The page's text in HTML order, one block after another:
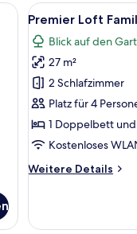
kleinen Tisch mit
Alle
Fotos
für
Premier
Loft
Family
Guestroom
anzeigen
8
Premier Loft
Blick auf den
27 m²
2 Schlafzimmer
Platz für 4
1 Doppelbett
Kostenloses
Weitere Details
Weitere
Loft